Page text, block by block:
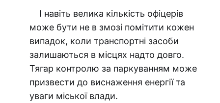
І навіть велика кількість офіцерів
може бути не в змозі помітити кожен
випадок, коли транспортні засоби
залишаються в місцях надто довго.
Тягар контролю за паркуванням може
призвести до виснаження енергії та
уваги міської влади.